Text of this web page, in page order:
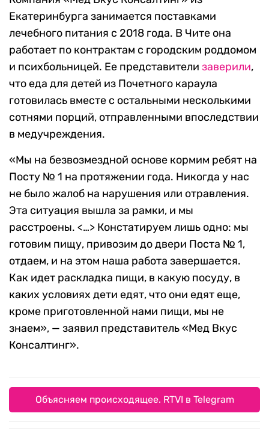
Екатеринбурга занимается поставками
лечебного питания с 2018 года. В Чите она
работает по контрактам с городским роддомом
и психбольницей. Ее представители заверили,
что еда для детей из Почетного караула
готовилась вместе с остальными несколькими
сотнями порций, отправленными впоследствии
в медучреждения.
«Мы на безвозмездной основе кормим ребят на
Посту № 1 на протяжении года. Никогда у нас
не было жалоб на нарушения или отравления.
Эта ситуация вышла за рамки, и мы
расстроены. <…> Констатируем лишь одно: мы
готовим пищу, привозим до двери Поста № 1,
отдаем, и на этом наша работа завершается.
Как идет раскладка пищи, в какую посуду, в
каких условиях дети едят, что они едят еще,
кроме приготовленной нами пищи, мы не
знаем», — заявил представитель «Мед Вкус
Консалтинг».
Объясняем происходящее. RTVI в Telegram